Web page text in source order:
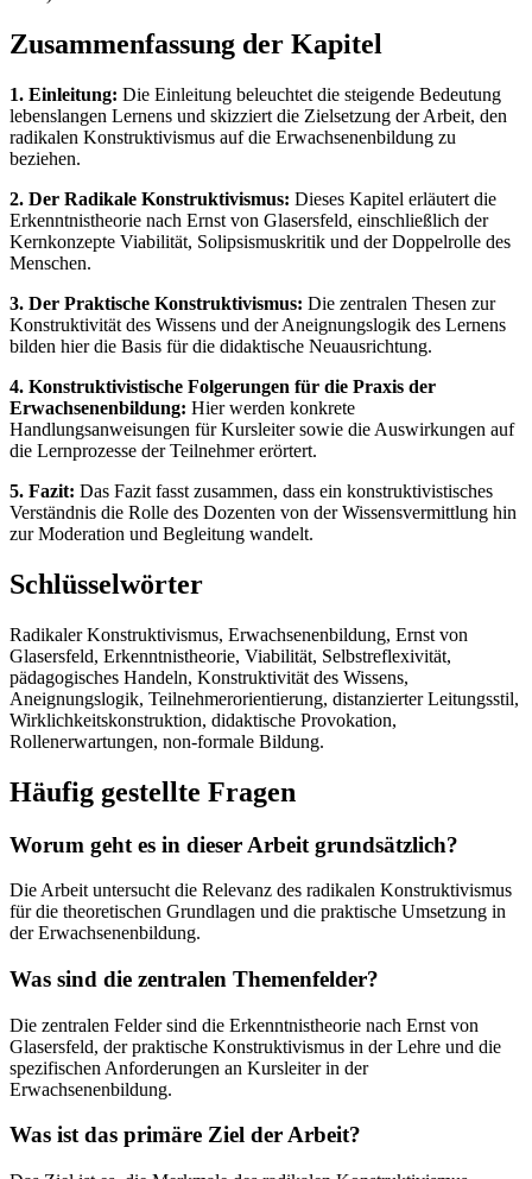
Zusammenfassung der Kapitel
1. Einleitung: Die Einleitung beleuchtet die steigende Bedeutung
lebenslangen Lernens und skizziert die Zielsetzung der Arbeit, den
radikalen Konstruktivismus auf die Erwachsenenbildung zu
beziehen.
2. Der Radikale Konstruktivismus: Dieses Kapitel erläutert die
Erkenntnistheorie nach Ernst von Glasersfeld, einschließlich der
Kernkonzepte Viabilität, Solipsismuskritik und der Doppelrolle des
Menschen.
3. Der Praktische Konstruktivismus: Die zentralen Thesen zur
Konstruktivität des Wissens und der Aneignungslogik des Lernens
bilden hier die Basis für die didaktische Neuausrichtung.
4. Konstruktivistische Folgerungen für die Praxis der
Erwachsenenbildung: Hier werden konkrete
Handlungsanweisungen für Kursleiter sowie die Auswirkungen auf
die Lernprozesse der Teilnehmer erörtert.
5. Fazit: Das Fazit fasst zusammen, dass ein konstruktivistisches
Verständnis die Rolle des Dozenten von der Wissensvermittlung hin
zur Moderation und Begleitung wandelt.
Schlüsselwörter
Radikaler Konstruktivismus, Erwachsenenbildung, Ernst von
Glasersfeld, Erkenntnistheorie, Viabilität, Selbstreflexivität,
pädagogisches Handeln, Konstruktivität des Wissens,
Aneignungslogik, Teilnehmerorientierung, distanzierter Leitungsstil,
Wirklichkeitskonstruktion, didaktische Provokation,
Rollenerwartungen, non-formale Bildung.
Häufig gestellte Fragen
Worum geht es in dieser Arbeit grundsätzlich?
Die Arbeit untersucht die Relevanz des radikalen Konstruktivismus
für die theoretischen Grundlagen und die praktische Umsetzung in
der Erwachsenenbildung.
Was sind die zentralen Themenfelder?
Die zentralen Felder sind die Erkenntnistheorie nach Ernst von
Glasersfeld, der praktische Konstruktivismus in der Lehre und die
spezifischen Anforderungen an Kursleiter in der
Erwachsenenbildung.
Was ist das primäre Ziel der Arbeit?